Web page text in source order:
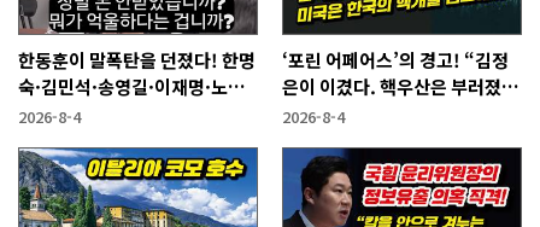
한동훈이 말폭탄을 던졌다! 한명
숙·김민석·송영길·이재명·노
무현에게
2026-8-4
‘포린 어페어스’의 경고! “김정
은이 이겼다. 핵우산은 부러졌
다”
2026-8-4